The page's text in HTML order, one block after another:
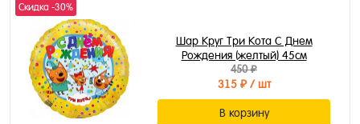
Скидка -30%
Шар Круг Три Кота С Днем
Рождения (желтый) 45см
450 ₽
315 ₽/ шт
В корзину